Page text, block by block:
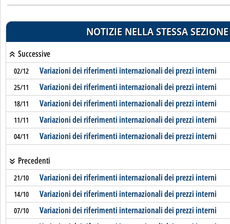
NOTIZIE NELLA STESSA SEZIONE
Successive
02/12 Variazioni dei riferimenti internazionali dei prezzi interni
25/11 Variazioni dei riferimenti internazionali dei prezzi interni
18/11 Variazioni dei riferimenti internazionali dei prezzi interni
11/11 Variazioni dei riferimenti internazionali dei prezzi interni
04/11 Variazioni dei riferimenti internazionali dei prezzi interni
Precedenti
21/10 Variazioni dei riferimenti internazionali dei prezzi interni
14/10 Variazioni dei riferimenti internazionali dei prezzi interni
07/10 Variazioni dei riferimenti internazionali dei prezzi interni